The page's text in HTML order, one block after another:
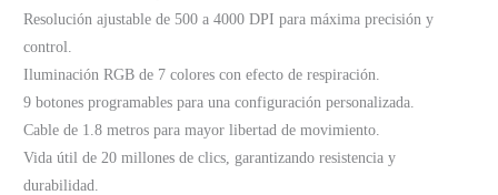
Resolución ajustable de 500 a 4000 DPI para máxima precisión y
control.
Iluminación RGB de 7 colores con efecto de respiración.
9 botones programables para una configuración personalizada.
Cable de 1.8 metros para mayor libertad de movimiento.
Vida útil de 20 millones de clics, garantizando resistencia y
durabilidad.